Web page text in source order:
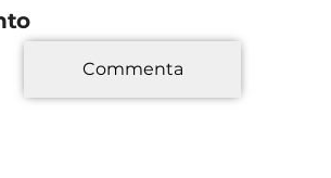
Commenta